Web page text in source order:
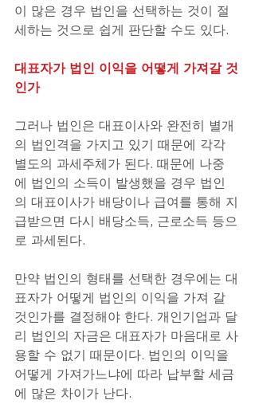
이 많은 경우 법인을 선택하는 것이 절
세하는 것으로 쉽게 판단할 수도 있다.
대표자가 법인 이익을 어떻게 가져갈 것
인가
그러나 법인은 대표이사와 완전히 별개
의 법인격을 가지고 있기 때문에 각각
별도의 과세주체가 된다. 때문에 나중
에 법인의 소득이 발생했을 경우 법인
의 대표이사가 배당이나 급여를 통해 지
급받으면 다시 배당소득, 근로소득 등으
로 과세된다.
만약 법인의 형태를 선택한 경우에는 대
표자가 어떻게 법인의 이익을 가져 갈
것인가를 결정해야 한다. 개인기업과 달
리 법인의 자금은 대표자가 마음대로 사
용할 수 없기 때문이다. 법인의 이익을
어떻게 가져가느냐에 따라 납부할 세금
에 많은 차이가 난다.